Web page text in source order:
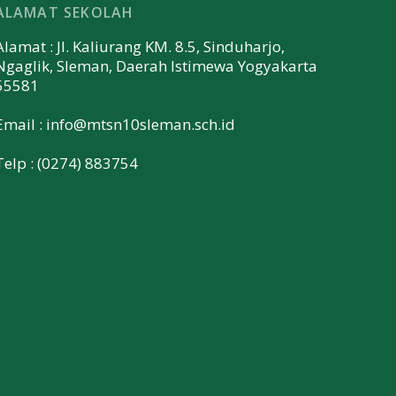
SEKOLAH
: Jl. Kaliurang KM. 8.5, Sinduharjo,
Sleman, Daerah Istimewa Yogyakarta
: info@mtsn10sleman.sch.id
: (0274) 883754